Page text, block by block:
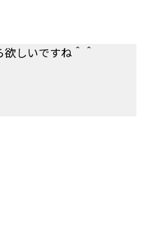
しいですね＾＾